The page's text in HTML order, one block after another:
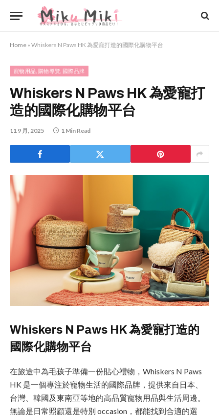
Home » Whiskers N Paws HK 為愛寵打造的國際化購物平台
寵物用品, 購物導覽, 國際品牌
Whiskers N Paws HK 為愛寵打
造的國際化購物平台
11 9 月, 2025 1 Min Read
Whiskers N Paws HK 為愛寵打造的
國際化購物平台
在旅途中為毛孩子準備一份貼心禮物，Whiskers N Paws
HK 是一個專注於寵物生活的國際品牌，提供來自日本、
台灣、韓國及東南亞等地的高品質寵物用品與生活周邊。
無論是日常照顧還是特別 occasion，都能找到合適的選